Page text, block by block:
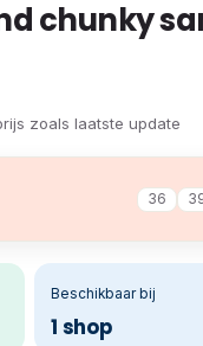
chunky
zoals laatste update
36
Beschikbaar bij
1 shop